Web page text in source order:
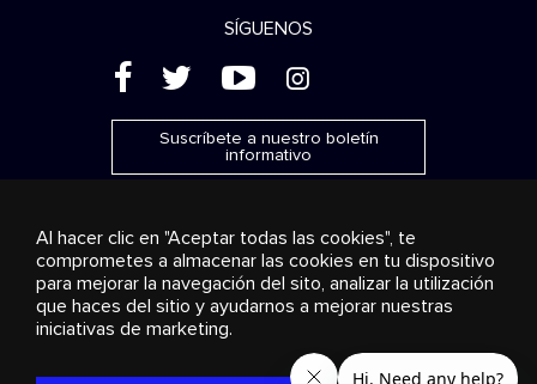
SÍGUENOS
( ' + &
Suscríbete a nuestro boletín
informativo
Publicidad Transmisión y distribución
Productos de
consumo
Soluciones empresariales Radio
Sobre
nosotros
© 2018-2025 Stingray Group Inc. Todos los derechos
Al hacer clic en "Aceptar todas las cookies", te
comprometes a almacenar las cookies en tu dispositivo
para mejorar la navegación del sito, analizar la utilización
que haces del sitio y ayudarnos a mejorar nuestras
iniciativas de marketing.